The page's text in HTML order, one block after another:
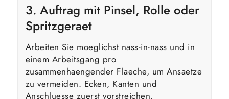
3. Auftrag mit Pinsel, Rolle oder
Spritzgeraet
Arbeiten Sie moeglichst nass-in-nass und in
einem Arbeitsgang pro
zusammenhaengender Flaeche, um Ansaetze
zu vermeiden. Ecken, Kanten und
Anschluesse zuerst vorstreichen,